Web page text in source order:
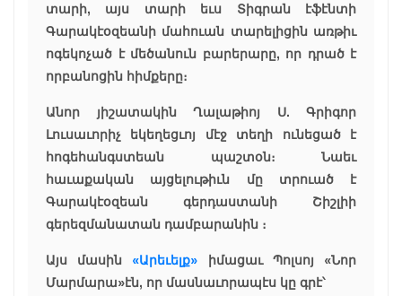
տարի, այս տարի եւս Տիգրան էֆէնտի
Գարակէօզեանի մահուան տարելիցին առթիւ
ոգեկոչած է մեծանուն բարերարը, որ դրած է
որբանոցին հիմքերը։
Անոր յիշատակին Ղալաթիոյ Ս. Գրիգոր
Լուսաւորիչ եկեղեցւոյ մէջ տեղի ունեցած է
հոգեհանգստեան պաշտօն։ Նաեւ
հաւաքական այցելութիւն մը տրուած է
Գարակէօզեան գերդաստանի Շիշլիի
գերեզմանատան դամբարանին ։
Այս մասին «Արեւելք» իմացաւ Պոլսոյ «Նոր
Մարմարա»էն, որ մասնաւորապէս կը գրէ՝